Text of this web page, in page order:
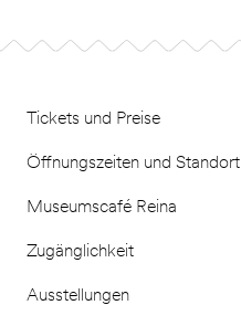
Tickets und Preise
Öffnungszeiten und Standort
Museumscafé Reina
Zugänglichkeit
Ausstellungen